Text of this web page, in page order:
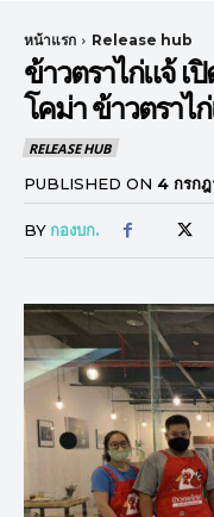
หน้าแรก Release hub
ข้าวตราไก่แจ้ เ
โคม่า ข้าวตราไ
RELEASE HUB
PUBLISHED ON 4 กรก
BY กองบก.